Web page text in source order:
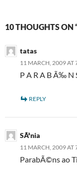
10 THOUGHTS ON
tatas
11 MARCH, 2009 AT
P A R A B Ã‰ N
REPLY
SÃ³nia
11 MARCH, 2009 AT
ParabÃ©ns ao